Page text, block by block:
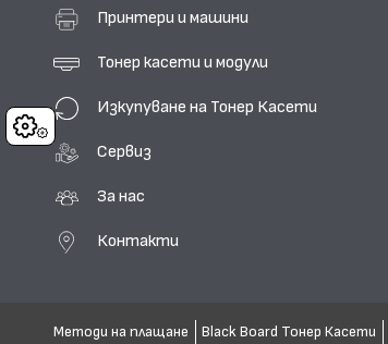
Cookies
Принтери и машини
Тонер касети и модули
Изкупуване на Тонер Касети
Сервиз
За нас
Контакти
Методи на плащане Black Board Тонер Касети